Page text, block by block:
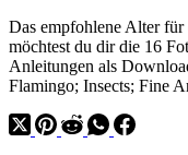
Das empfohlene Alter für
möchtest du dir die 16
Anleitungen als
Flamingo; Insects; Fine